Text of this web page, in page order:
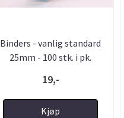
Binders - vanlig standard
25mm - 100 stk. i pk.
19,-
Kjøp